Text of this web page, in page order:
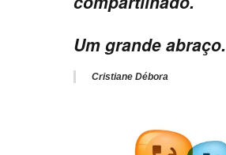
Um grande abraço.
Cristiane Débora